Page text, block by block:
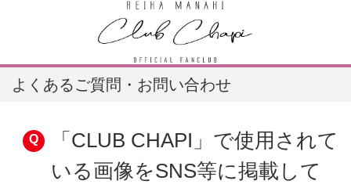
よくあるご質問・お問い合わせ
「CLUB CHAPI」で使用されて
いる画像をSNS等に掲載して